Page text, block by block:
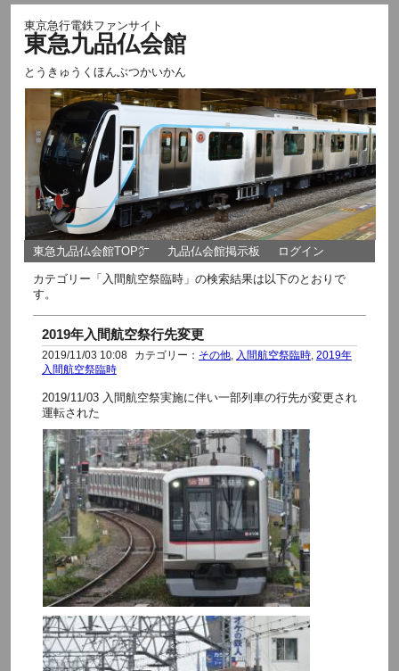
東京急行電鉄ファンサイト
東急九品仏会館
とうきゅうくほんぶつかいかん
東急九品仏会館TOP㌻ 九品仏会館掲示板 ログイン
カテゴリー「入間航空祭臨時」の検索結果は以下のとおりで
す。
2019年入間航空祭行先変更
2019/11/03 10:08 カテゴリー： その他, 入間航空祭臨時, 2019年
入間航空祭臨時
2019/11/03 入間航空祭実施に伴い一部列車の行先が変更され
運転された